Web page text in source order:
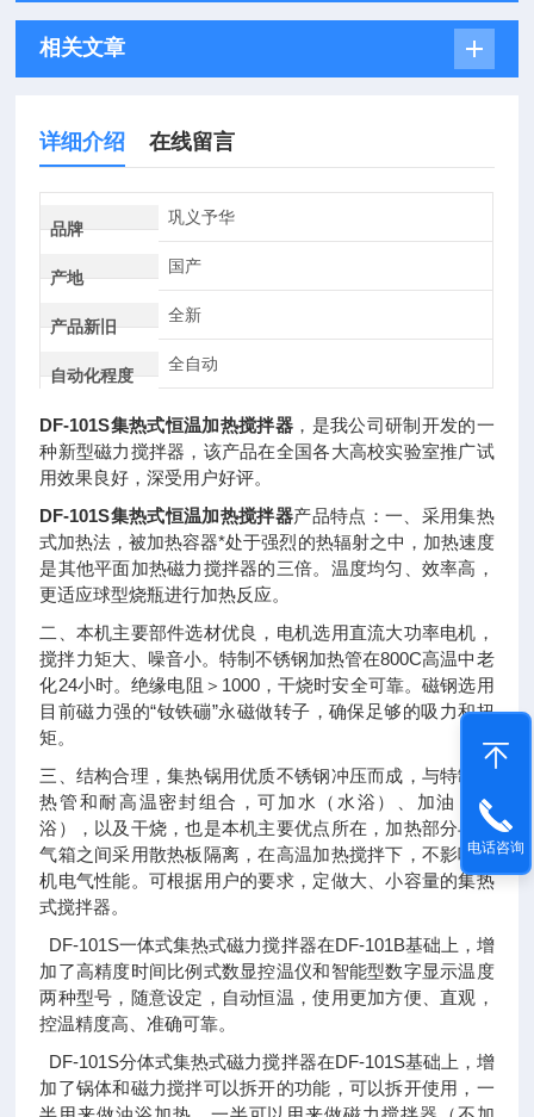
相关文章
详细介绍 在线留言
品牌
巩义予华
产地
国产
产品新旧
全新
自动化程度
全自动
DF-101S集热式恒温加热搅拌器 ，是我公司研制开发的一
种新型磁力搅拌器，该产品在全国各大高校实验室推广试
用效果良好，深受用户好评。
DF-101S集热式恒温加热搅拌器产品特点：一、采用集热
式加热法，被加热容器*处于强烈的热辐射之中，加热速度
是其他平面加热磁力搅拌器的三倍。温度均匀、效率高，
更适应球型烧瓶进行加热反应。
二、本机主要部件选材优良，电机选用直流大功率电机，
搅拌力矩大、噪音小。特制不锈钢加热管在800C高温中老
化24小时。绝缘电阻＞1000，干烧时安全可靠。磁钢选用
目前磁力强的“钕铁磞”永磁做转子，确保足够的吸力和扭
矩。
三、结构合理，集热锅用优质不锈钢冲压而成，与特制加
热管和耐高温密封组合，可加水（水浴）、加油（油
浴），以及干烧，也是本机主要优点所在，加热部分与电
气箱之间采用散热板隔离，在高温加热搅拌下，不影响整
机电气性能。可根据用户的要求，定做大、小容量的集热
式搅拌器。
DF-101S一体式集热式磁力搅拌器在DF-101B基础上，增
加了高精度时间比例式数显控温仪和智能型数字显示温度
两种型号，随意设定，自动恒温，使用更加方便、直观，
控温精度高、准确可靠。
DF-101S分体式集热式磁力搅拌器在DF-101S基础上，增
加了锅体和磁力搅拌可以拆开的功能，可以拆开使用，一
电话咨询